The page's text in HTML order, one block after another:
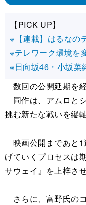
【PICK UP】
※【連載】はるなの
※テレワーク環境を
※日向坂46・小坂
数回の公開延期を
同作は、アムロと
挑む新たな戦いを縦
映画公開まであと1
げていくプロセスは
サウェイ』を上梓さ
さらに、富野氏の